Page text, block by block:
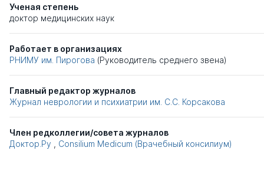
Ученая степень
доктор медицинских наук
Работает в организациях
РНИМУ им. Пирогова (Руководитель среднего звена)
Главный редактор журналов
Журнал неврологии и психиатрии им. С.С. Корсакова
Член редколлегии/совета журналов
Доктор.Ру
Consilium Medicum (Врачебный консилиум)